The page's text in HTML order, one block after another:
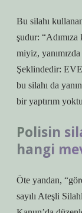
Bu silahı
şudur:
miyiz,
Şeklindedir:
bu silahı da
bir yaptırım
Polisin
hangi
Öte yandan,
sayılı Ateşli